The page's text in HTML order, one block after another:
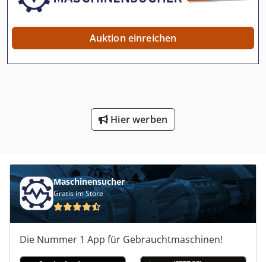
Auktion einreichen
Hier werben
Maschinensucher
Gratis im Store
Die Nummer 1 App für Gebrauchtmaschinen!